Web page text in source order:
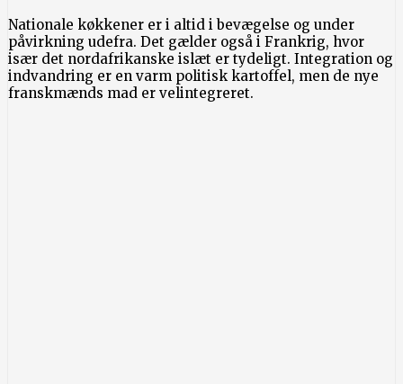
Nationale køkkener er i altid i bevægelse og under
påvirkning udefra. Det gælder også i Frankrig, hvor
især det nordafrikanske islæt er tydeligt. Integration og
indvandring er en varm politisk kartoffel, men de nye
franskmænds mad er velintegreret.